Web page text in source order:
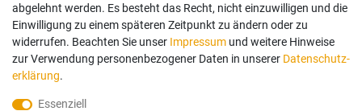
Anmelden
Registrieren
Bezahlung und Versand
abgelehnt werden. Es besteht das Recht, nicht einzuwilligen und die
Einwilligung zu einem späteren Zeitpunkt zu ändern oder zu
widerrufen. Beachten Sie unser Impressum und weitere Hinweise
zur Verwendung personenbezogener Daten in unserer Daten­schutz­
erklärung.
Essenziell